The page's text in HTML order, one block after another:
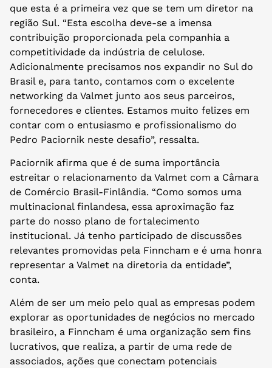
que esta é a primeira vez que se tem um diretor na
região Sul. “Esta escolha deve-se a imensa
contribuição proporcionada pela companhia a
competitividade da indústria de celulose.
Adicionalmente precisamos nos expandir no Sul do
Brasil e, para tanto, contamos com o excelente
networking da Valmet junto aos seus parceiros,
fornecedores e clientes. Estamos muito felizes em
contar com o entusiasmo e profissionalismo do
Pedro Paciornik neste desafio”, ressalta.
Paciornik afirma que é de suma importância
estreitar o relacionamento da Valmet com a Câmara
de Comércio Brasil-Finlândia. “Como somos uma
multinacional finlandesa, essa aproximação faz
parte do nosso plano de fortalecimento
institucional. Já tenho participado de discussões
relevantes promovidas pela Finncham e é uma honra
representar a Valmet na diretoria da entidade”,
conta.
Além de ser um meio pelo qual as empresas podem
explorar as oportunidades de negócios no mercado
brasileiro, a Finncham é uma organização sem fins
lucrativos, que realiza, a partir de uma rede de
associados, ações que conectam potenciais